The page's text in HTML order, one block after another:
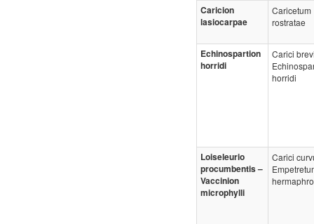
Caricion
lasiocarpae
Caricetum
rostratae
Echinospartion
horridi
Carici
horridi
Loiseleurio
procumbentis –
Vaccinion
microphylli
Carici